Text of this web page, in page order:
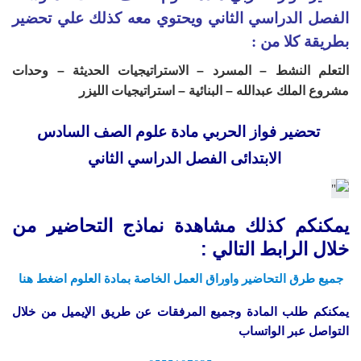
الفصل الدراسي الثاني ويحتوي معه كذلك علي تحضير
بطريقة كلا من :
التعلم النشط – المسرد – الاستراتيجيات الحديثة – وحدات
مشروع الملك عبدالله – البنائية – استراتيجيات الليزر
تحضير فواز الحربي مادة علوم الصف السادس
الابتدائى الفصل الدراسي الثاني
يمكنكم كذلك مشاهدة نماذج التحاضير من
خلال الرابط التالي :
جميع طرق التحاضير واوراق العمل الخاصة بمادة العلوم اضغط هنا
يمكنكم طلب المادة وجميع المرفقات عن طريق الإيميل من خلال
التواصل عبر الواتساب